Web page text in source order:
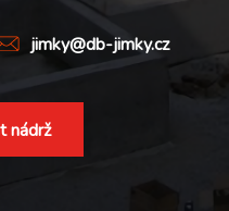
jimky@db-jimky.cz
nádrž